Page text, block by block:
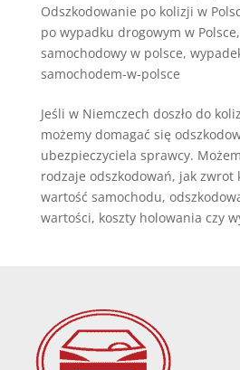
Odszkodowanie po kolizji w
po wypadku drogowym w Polsce,
samochodowy w polsce,
samochodem-w-polsce
Jeśli w Niemczech doszło do
możemy domagać się
ubezpieczyciela sprawcy.
rodzaje odszkodowań, jak zwrot
wartość samochodu,
wartości, koszty holowania czy